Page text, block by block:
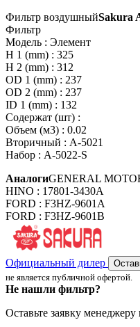
Фильтр воздушныйSakura
Фильтр
Модель : Элемент
H 1 (mm) : 325
H 2 (mm) : 312
OD 1 (mm) : 237
OD 2 (mm) : 237
ID 1 (mm) : 132
Содержат (шт) :
Объем (м3) : 0.02
Вторичный : A-5021
Набор : A-5022-S
АналогиGENERAL
HINO : 17801-3430A
FORD : F3HZ-9601A
FORD : F3HZ-9601B
Официальный дилер
не является публичной офертой.
Не нашли фильтр?
Оставьте заявку менеджеру